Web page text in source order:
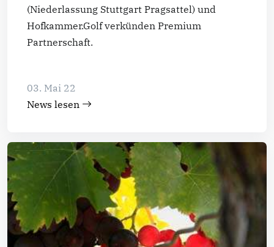
(Niederlassung Stuttgart Pragsattel) und
Hofkammer.Golf verkünden Premium
Partnerschaft.
03. Mai 22
News lesen